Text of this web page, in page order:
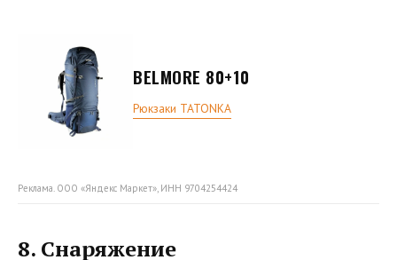
BELMORE 80+10
Рюкзаки TATONKA
Реклама. ООО «Яндекс Маркет», ИНН 9704254424
8. Снаряжение